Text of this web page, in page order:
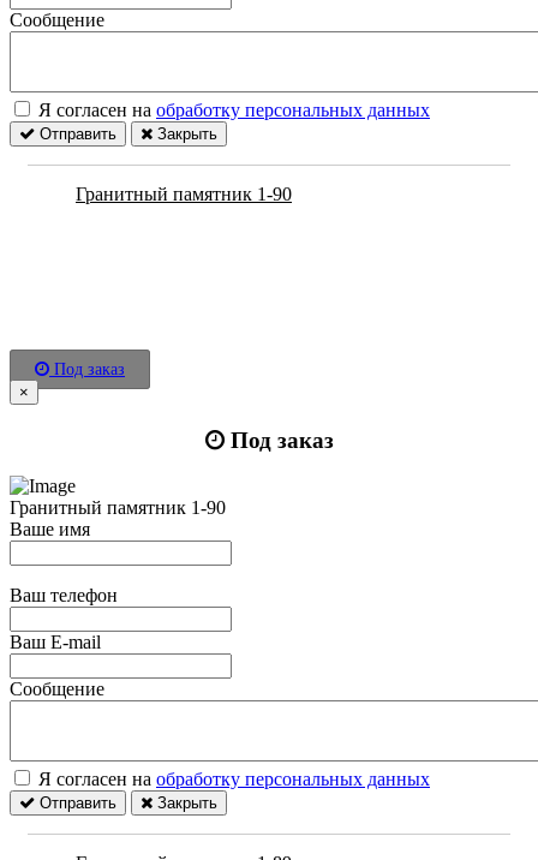
Сообщение
Я согласен на обработку персональных данных
Отправить Закрыть
Гранитный памятник 1-90
Под заказ
×
Под заказ
Гранитный памятник 1-90
Ваше имя
Ваш телефон
Ваш E-mail
Сообщение
Я согласен на обработку персональных данных
Отправить Закрыть